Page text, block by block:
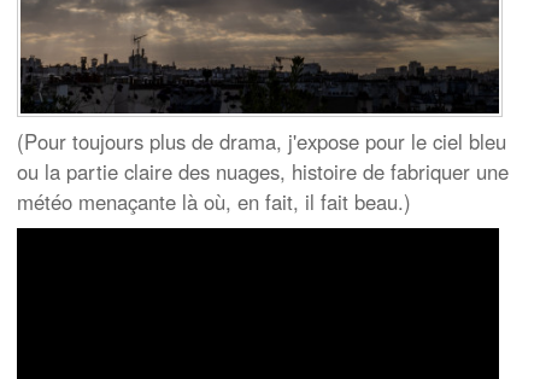
(Pour toujours plus de drama, j'expose pour le ciel bleu
ou la partie claire des nuages, histoire de fabriquer une
météo menaçante là où, en fait, il fait beau.)